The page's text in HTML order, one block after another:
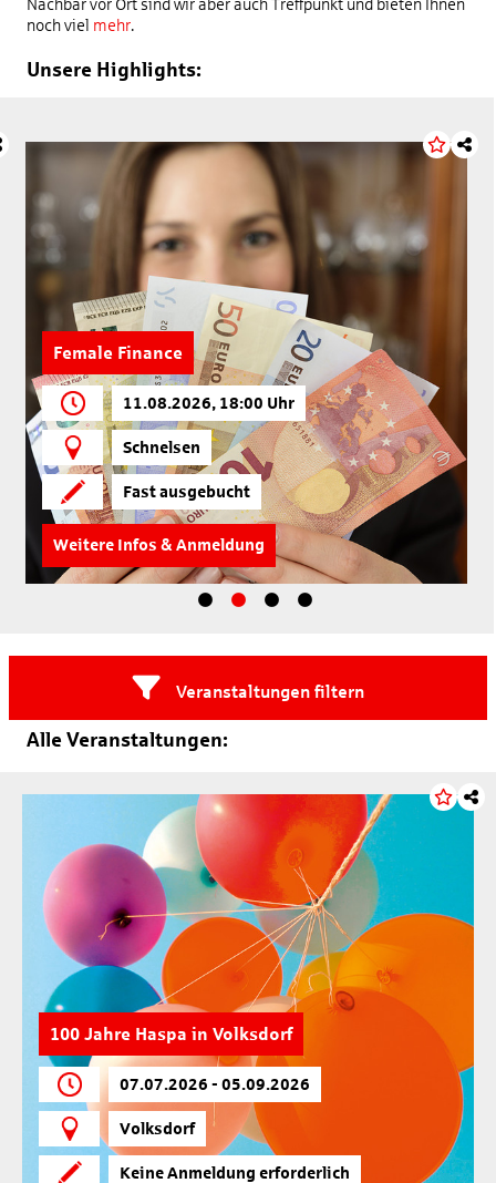
Nachbar vor Ort sind wir aber auch Treffpunkt und bieten Ihnen
noch viel mehr.
Unsere Highlights:
Female Finance
11.08.2026, 18:00 Uhr
Schnelsen
Fast ausgebucht
Weitere Infos & Anmeldung
Veranstaltungen filtern
Alle Veranstaltungen:
100 Jahre Haspa in Volksdorf
07.07.2026 - 05.09.2026
Volksdorf
Keine Anmeldung erforderlich